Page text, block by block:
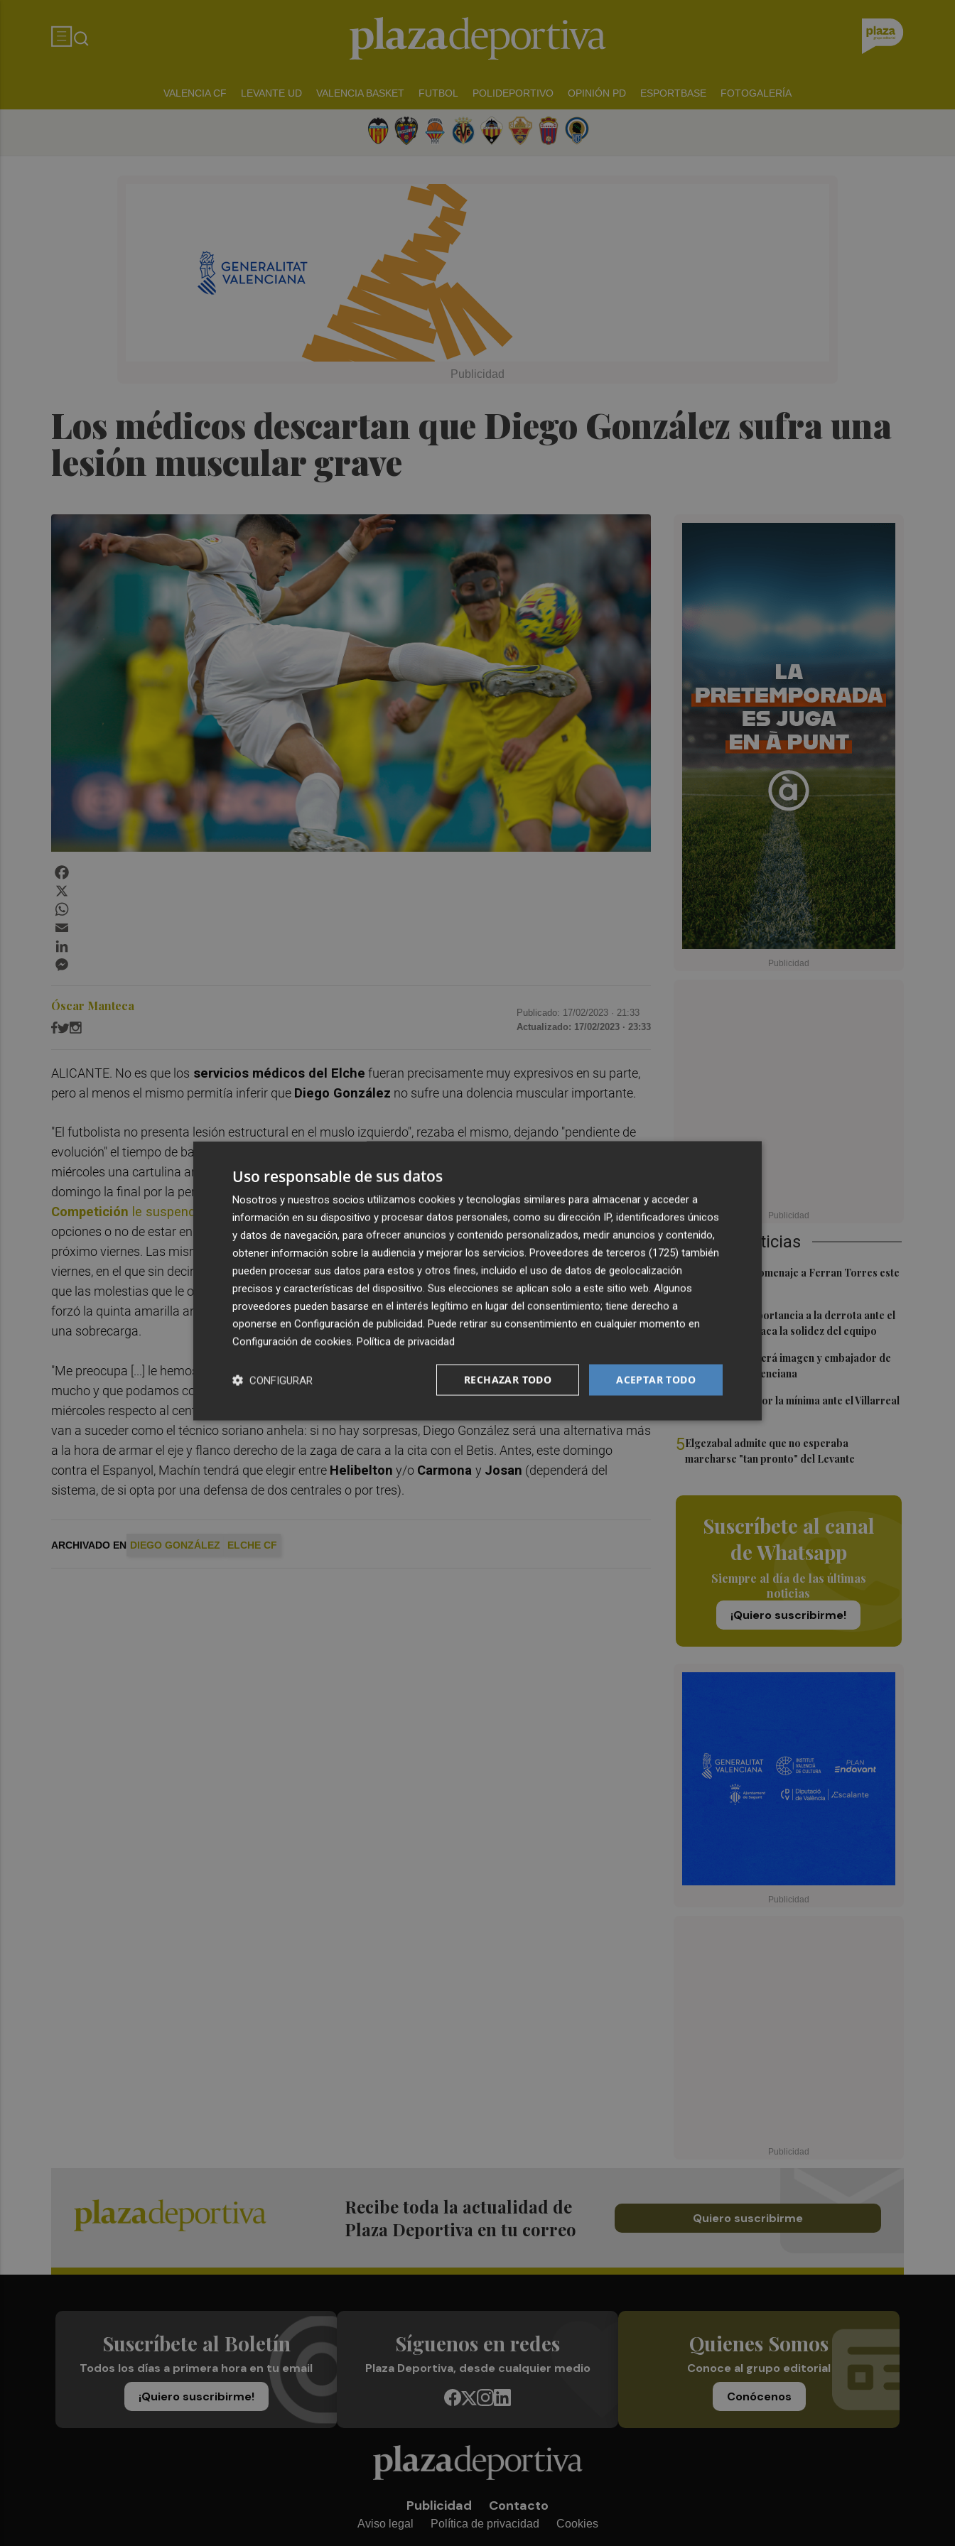
VALENCIA CF LEVANTE UD VALENCIA BASKET FUTBOL POLIDEPORTIVO OPINIÓN PD ESPORTBASE FOTOGALERÍA
Los médicos descartan que Diego González sufra una
lesión muscular grave
Últimas Noticias
1
Foios rendirá homenaje a Ferran Torres este
viernes
2 Sotelo resta importancia a la derrota ante el
Villarreal y destaca la solidez del equipo
3 Ferran Torres será imagen y embajador de
la Comunitat Valenciana
4El Levante cae por la mínima ante el Villarreal
5Elgezabal admite que no esperaba
marcharse "tan pronto" del Levante
Suscríbete al canal
de Whatsapp
Siempre al día de las últimas
noticias
¡Quiero suscribirme!
Óscar Manteca Publicado: 17/02/2023 · 21:33
Actualizado: 17/02/2023 · 23:33
ALICANTE. No es que los servicios médicos del Elche fueran precisamente muy expresivos en su parte,
pero al menos el mismo permitía inferir que Diego González no sufre una dolencia muscular importante.
"El futbolista no presenta lesión estructural en el muslo izquierdo", rezaba el mismo, dejando "pendiente de
evolución" el tiempo de baja del central chiclanero. Al haber visto este en la visita al
miércoles una cartulina amarilla que hace la quinta en el presente curso, Diego González no iba a jugar el
domingo la final por la permanencia en
LaLiga Santanderante el Espanyol por sanción (
Comité de
Competición le suspendió el jueves por un encuentro por ese motivo ), pero había dudas sobre si tendría
opciones o no de estar en disposición de entrar en la convocatoria para el choque frente alReal Betisdel
próximo viernes. Las mismas quedaban despejadas con el comunicado del Elche de la tarde-noche del
viernes, en el que sin decirlo abiertamente se daba a entender que el jugador no sufre una rotura de fibras y
que las molestias que le obligaron a retirarse antes de tiempo en el duelo con elReal Madrid(el central
forzó la quinta amarilla antes) responden más a una lesión muscular de carácter leve, como un edema o
una sobrecarga.
"Me preocupa [...] le hemos tenido que cambiar por molestias en el aductor. Esperemos que no haya sido
mucho y que podamos contar pronto con él", decía el preparador franjiverde, dijo
miércoles respecto al central chiclanero. Pues bien, parece que por una vez en su etapa en el Elche las cosas
van a suceder como el técnico soriano anhela: si no hay sorpresas, Diego González será una alternativa más
a la hora de armar el eje y flanco derecho de la zaga de cara a la cita con el Betis. Antes, este domingo
contra el Espanyol, Machín tendrá que elegir entre Helibelton y/o Carmona y Josan (dependerá del
sistema, de si opta por una defensa de dos centrales o por tres).
ARCHIVADO EN DIEGO GONZÁLEZ ELCHE CF
Recibe toda la actualidad de
Plaza Deportiva en tu correo
Quiero suscribirme
Suscríbete al Boletín
Todos los días a primera hora en tu email
¡Quiero suscribirme!
Síguenos en redes
Plaza Deportiva, desde cualquier medio
Quienes Somos
Conoce al grupo editorial
Conócenos
Publicidad Contacto
Aviso legal Política de privacidad Cookies
Uso responsable de sus datos
Nosotros y nuestros socios utilizamos cookies y tecnologías similares para almacenar y acceder a
información en su dispositivo y procesar datos personales, como su dirección IP, identificadores únicos
y datos de navegación, para ofrecer anuncios y contenido personalizados, medir anuncios y contenido,
obtener información sobre la audiencia y mejorar los servicios. Proveedores de terceros (1725) también
pueden procesar sus datos para estos y otros fines, incluido el uso de datos de geolocalización
precisos y características del dispositivo. Sus elecciones se aplican solo a este sitio web. Algunos
proveedores pueden basarse en el interés legítimo en lugar del consentimiento; tiene derecho a
oponerse en Configuración de publicidad. Puede retirar su consentimiento en cualquier momento en
Configuración de cookies. Política de privacidad
ACEPTAR TODO
RECHAZAR TODO
CONFIGURAR